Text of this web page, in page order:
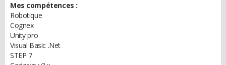
Mes compétences :
Robotique
Cognex
Unity pro
Visual Basic .Net
STEP 7